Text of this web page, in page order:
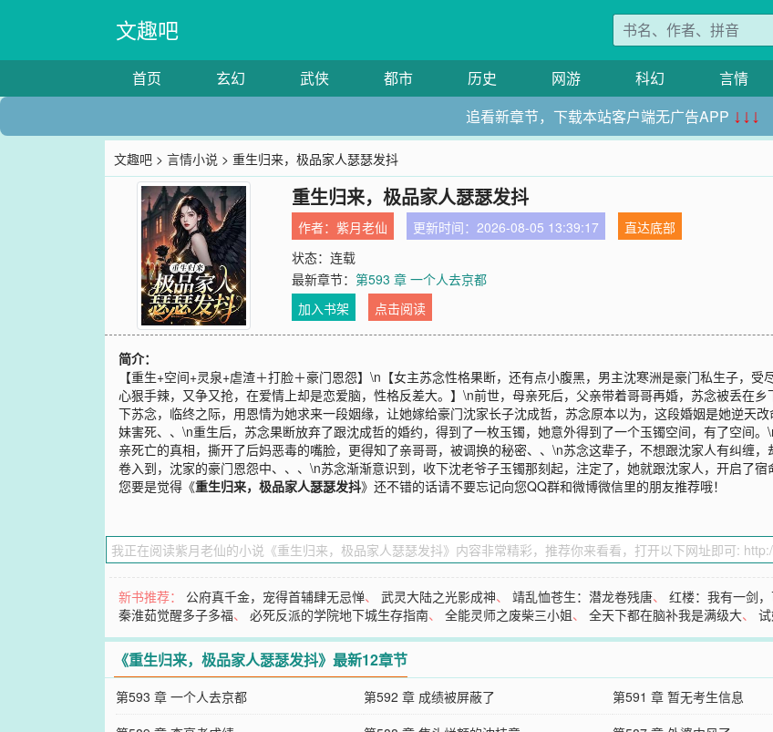
文趣吧
首页 玄幻 武侠 都市 历史 网游 科幻 言情
追看新章节，下载本站客户端无广告APP ↓↓↓
文趣吧 >言情小说 > 重生归来，极品家人瑟瑟发抖
重生归来，极品家人瑟瑟发抖
作者：紫月老仙 更新时间：2026-08-05 13:39:17
直达底部
状态：连载
最新章节：第593 章 一个人去京都
加入书架
点击阅读
简介：
【重生+空间+灵泉+虐渣＋打脸＋豪门恩怨】\n【女主苏念性格果断，还有点小腹黑，男主沈寒洲是豪门私生子，受
心狠手辣，又争又抢，在爱情上却是恋爱脑，性格反差大。】\n前世，母亲死后，父亲带着哥哥再婚，苏念被丢在
下苏念，临终之际，用恩情为她求来一段姻缘，让她嫁给豪门沈家长子沈成哲，苏念原本以为，这段婚姻是她逆天
妹害死、、\n重生后，苏念果断放弃了跟沈成哲的婚约，得到了一枚玉镯，她意外得到了一个玉镯空间，有了空间
亲死亡的真相，撕开了后妈恶毒的嘴脸，更得知了亲哥哥，被调换的秘密、、\n苏念这辈子，不想跟沈家人有纠缠
卷入到，沈家的豪门恩怨中、、、\n苏念渐渐意识到，收下沈老爷子玉镯那刻起，注定了，她就跟沈家人，开启了宿
您要是觉得《重生归来，极品家人瑟瑟发抖》还不错的话请不要忘记向您QQ群和微博微信里的朋友推荐哦！
新书推荐： 公府真千金，宠得首辅肆无忌惮、武灵大陆之光影成神、靖乱恤苍生：潜龙卷残唐、红楼：我有一剑
秦淮茹觉醒多子多福、必死反派的学院地下城生存指南、全能灵师之废柴三小姐、全天下都在脑补我是满级大、
《重生归来，极品家人瑟瑟发抖》最新12章节
第593 章 一个人去京都 第592 章 成绩被屏蔽了 第591 章 暂无考生信息